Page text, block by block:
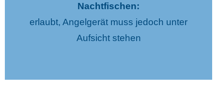
Nachtfischen:
erlaubt, Angelgerät muss jedoch unter
Aufsicht stehen